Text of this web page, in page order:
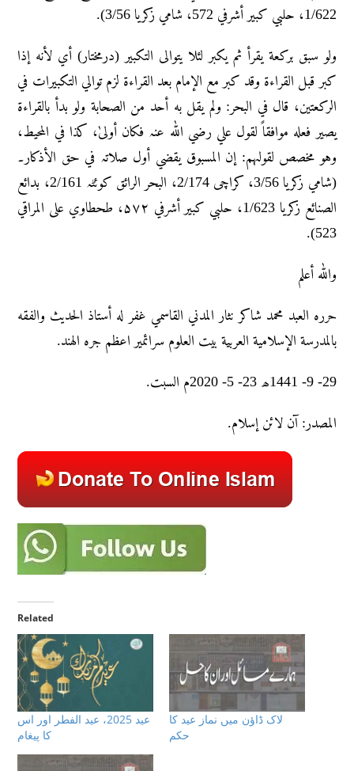
1/622، حلبي کبیر أشرفي 572، شامي زکریا 3/56).
ولو سبق برکعة یقرأ ثم یکبر لئلا یتوالی التکبیر (درمختار) أي لأنه إذا
کبر قبل القراءۃ وقد کبر مع الإمام بعد القراءۃ لزم توالي التکبیرات في
الرکعتین، قال في البحر: ولم یقل به أحد من الصحابة ولو بدأ بالقراءۃ
یصیر فعله موافقاً لقول علي رضي اللّٰہ عنہ فکان أولیٰ، کذا في المحیط،
وہو مخصص لقولہم: إن المسبوق یقضي أول صلاتہ في حق الأذکار۔
(شامي زکریا 3/56، کراچی 2/174، البحر الرائق کوئٹہ 2/161، بدائع
الصنائع زکریا 1/623، حلبي کبیر أشرفي ۵۷۲، طحطاوي علی المراقي
523).
والله أعلم
حرره العبد محمد شاکر نثار المدني القاسمي غفر له أستاذ الحديث والفقه
بالمدرسة الإسلامية العربية بيت العلوم سرائمير اعظم جره الهند.
29- 9- 1441ھ 23- 5- 2020م السبت.
المصدر: آن لائن إسلام.
Related
عيد 2025، عيد الفطر اور اس
كا پيغام
لاک ڈاؤن میں نماز عید کا
حکم